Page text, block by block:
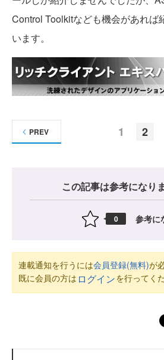
Control Toolkitなども機会があれば
います。
1 2
PREV
この記事は参考になり
0 参考に
連載通知を行うには会員登録(無料)が
既に会員の方は ログインを行ってく